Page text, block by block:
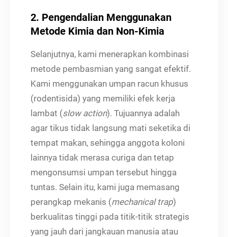
2. Pengendalian Menggunakan
Metode Kimia dan Non-Kimia
Selanjutnya, kami menerapkan kombinasi
metode pembasmian yang sangat efektif.
Kami menggunakan umpan racun khusus
(rodentisida) yang memiliki efek kerja
lambat (slow action). Tujuannya adalah
agar tikus tidak langsung mati seketika di
tempat makan, sehingga anggota koloni
lainnya tidak merasa curiga dan tetap
mengonsumsi umpan tersebut hingga
tuntas. Selain itu, kami juga memasang
perangkap mekanis (mechanical trap)
berkualitas tinggi pada titik-titik strategis
yang jauh dari jangkauan manusia atau